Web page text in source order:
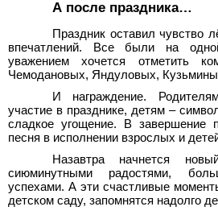
А после праздника…
Праздник оставил чувство
впечатлений. Все были на
уважением хочется отметить
Чемодановых, Яндуловых,
И награждение.
участие в празднике, детям –
сладкое угощение. В завершение
песня в исполнении взрослых и
Назавтра начнется
сиюминутными радостями,
успехами. А эти счастливые
детском саду, запомнятся надолго